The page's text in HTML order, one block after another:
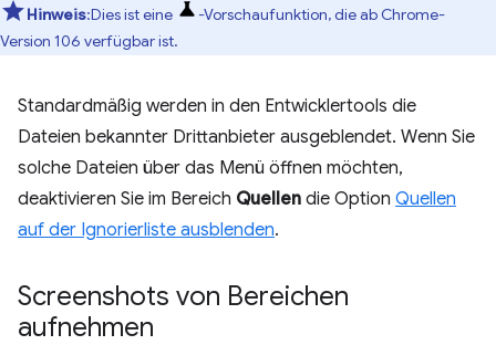
Hinweis:Dies ist eine
-Vorschaufunktion, die ab Chrome-
Version 106 verfügbar ist.
Standardmäßig werden in den Entwicklertools die
Dateien bekannter Drittanbieter ausgeblendet. Wenn Sie
solche Dateien über das Menü öffnen möchten,
deaktivieren Sie im Bereich Quellen die Option Quellen
auf der Ignorierliste ausblenden.
Screenshots von Bereichen
aufnehmen